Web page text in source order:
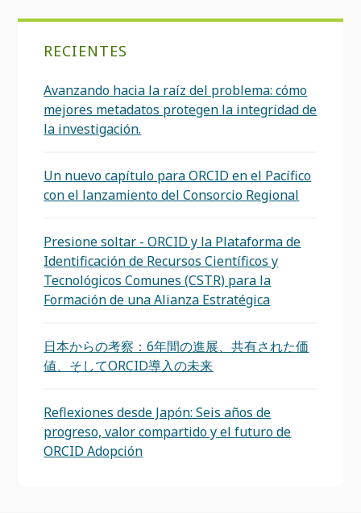
RECIENTES
Avanzando hacia la raíz del problema: cómo
mejores metadatos protegen la integridad de
la investigación.
Un nuevo capítulo para ORCID en el Pacífico
con el lanzamiento del Consorcio Regional
Presione soltar - ORCID y la Plataforma de
Identificación de Recursos Científicos y
Tecnológicos Comunes (CSTR) para la
Formación de una Alianza Estratégica
日本からの考察：6年間の進展、共有された価
値、そしてORCID導入の未来
Reflexiones desde Japón: Seis años de
progreso, valor compartido y el futuro de
ORCID Adopción